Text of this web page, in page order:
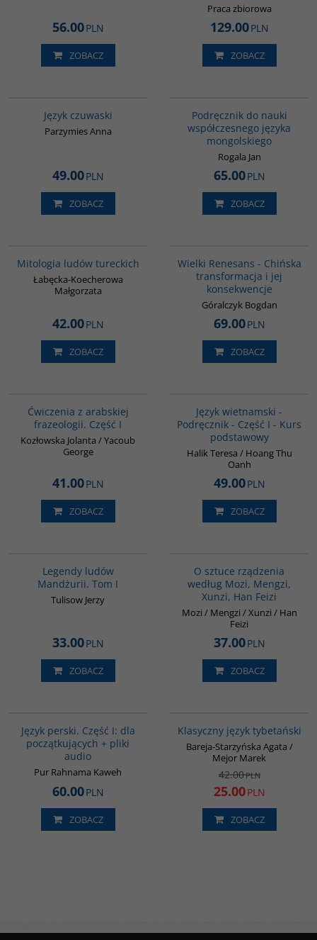
56.00PLN
ZOBACZ
Praca zbiorowa
129.00PLN
ZOBACZ
Język czuwaski
Parzymies Anna
49.00PLN
ZOBACZ
Podręcznik do nauki
współczesnego języka
mongolskiego
Rogala Jan
65.00PLN
ZOBACZ
Mitologia ludów tureckich
Łabęcka-Koecherowa
Małgorzata
42.00PLN
ZOBACZ
Wielki Renesans - Chińska
transformacja i jej
konsekwencje
Góralczyk Bogdan
69.00PLN
ZOBACZ
Ćwiczenia z arabskiej
frazeologii. Część I
Kozłowska Jolanta / Yacoub
George
41.00PLN
ZOBACZ
Język wietnamski -
Podręcznik - Część I - Kurs
podstawowy
Halik Teresa / Hoang Thu
Oanh
49.00PLN
ZOBACZ
Legendy ludów
Mandżurii. Tom I
Tulisow Jerzy
33.00PLN
ZOBACZ
O sztuce rządzenia
według Mozi, Mengzi,
Xunzi, Han Feizi
Mozi / Mengzi / Xunzi / Han
Feizi
37.00PLN
ZOBACZ
Język perski. Część I: dla
początkujących + pliki
audio
Pur Rahnama Kaweh
60.00PLN
ZOBACZ
Klasyczny język tybetański
Bareja-Starzyńska Agata /
Mejor Marek
42.00PLN
25.00PLN
ZOBACZ